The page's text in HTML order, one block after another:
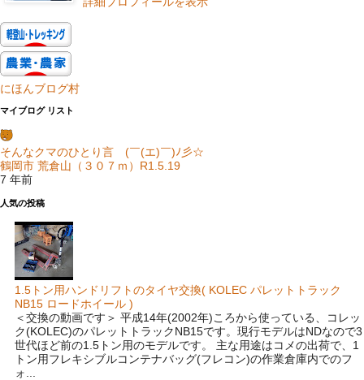
にほんブログ村
マイブログ リスト
そんなクマのひとり言 (￣(エ)￣)ﾉ彡☆
鶴岡市 荒倉山（３０７ｍ）R1.5.19
7 年前
人気の投稿
1.5トン用ハンドリフトのタイヤ交換( KOLEC パレットトラック
NB15 ロードホイール )
＜交換の動画です＞ 平成14年(2002年)ころから使っている、コレッ
ク(KOLEC)のパレットトラックNB15です。現行モデルはNDなので3
世代ほど前の1.5トン用のモデルです。 主な用途はコメの出荷で、1
トン用フレキシブルコンテナバッグ(フレコン)の作業倉庫内でのフ
ォ...